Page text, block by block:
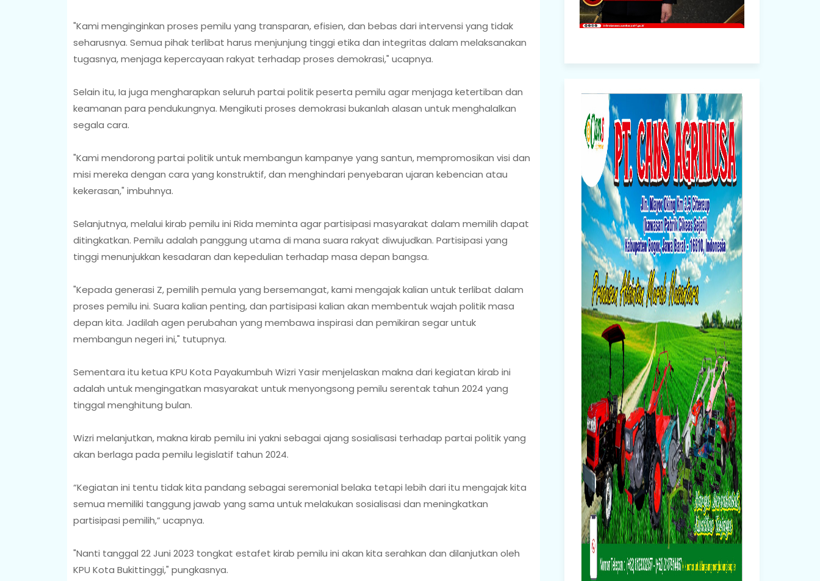
"Kami menginginkan proses pemilu yang transparan, efisien, dan bebas dari intervensi yang tidak
seharusnya. Semua pihak terlibat harus menjunjung tinggi etika dan integritas dalam melaksanakan
tugasnya, menjaga kepercayaan rakyat terhadap proses demokrasi," ucapnya.
Selain itu, Ia juga mengharapkan seluruh partai politik peserta pemilu agar menjaga ketertiban dan
keamanan para pendukungnya. Mengikuti proses demokrasi bukanlah alasan untuk menghalalkan
segala cara.
"Kami mendorong partai politik untuk membangun kampanye yang santun, mempromosikan visi dan
misi mereka dengan cara yang konstruktif, dan menghindari penyebaran ujaran kebencian atau
kekerasan," imbuhnya.
Selanjutnya, melalui kirab pemilu ini Rida meminta agar partisipasi masyarakat dalam memilih dapat
ditingkatkan. Pemilu adalah panggung utama di mana suara rakyat diwujudkan. Partisipasi yang
tinggi menunjukkan kesadaran dan kepedulian terhadap masa depan bangsa.
"Kepada generasi Z, pemilih pemula yang bersemangat, kami mengajak kalian untuk terlibat dalam
proses pemilu ini. Suara kalian penting, dan partisipasi kalian akan membentuk wajah politik masa
depan kita. Jadilah agen perubahan yang membawa inspirasi dan pemikiran segar untuk
membangun negeri ini," tutupnya.
Sementara itu ketua KPU Kota Payakumbuh Wizri Yasir menjelaskan makna dari kegiatan kirab ini
adalah untuk mengingatkan masyarakat untuk menyongsong pemilu serentak tahun 2024 yang
tinggal menghitung bulan.
Wizri melanjutkan, makna kirab pemilu ini yakni sebagai ajang sosialisasi terhadap partai politik yang
akan berlaga pada pemilu legislatif tahun 2024.
“Kegiatan ini tentu tidak kita pandang sebagai seremonial belaka tetapi lebih dari itu mengajak kita
semua memiliki tanggung jawab yang sama untuk melakukan sosialisasi dan meningkatkan
partisipasi pemilih,” ucapnya.
"Nanti tanggal 22 Juni 2023 tongkat estafet kirab pemilu ini akan kita serahkan dan dilanjutkan oleh
KPU Kota Bukittinggi," pungkasnya.